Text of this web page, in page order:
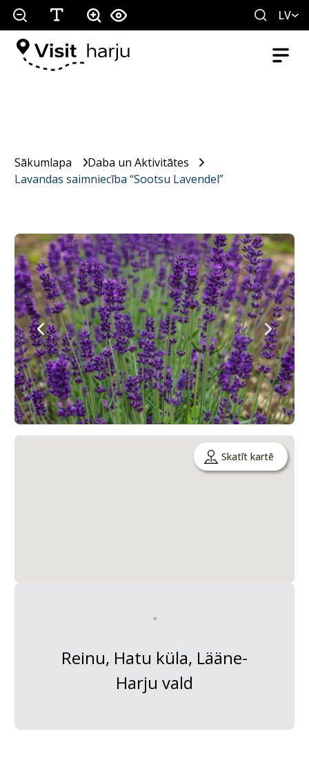
LV
Sākumlapa
Daba un Aktivitātes
Lavandas saimniecība “Sootsu Lavendel”
Skatīt kartē
Reinu, Hatu küla, Lääne-
Harju vald